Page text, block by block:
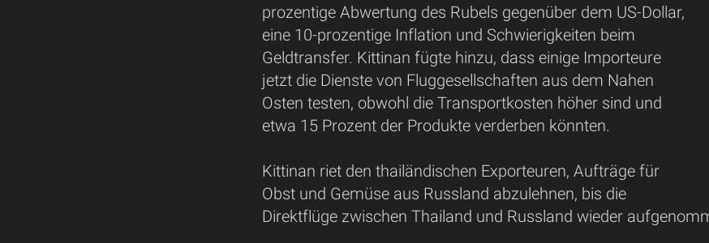
prozentige Abwertung des Rubels gegenüber dem US-Dollar,
eine 10-prozentige Inflation und Schwierigkeiten beim
Geldtransfer. Kittinan fügte hinzu, dass einige Importeure
jetzt die Dienste von Fluggesellschaften aus dem Nahen
Osten testen, obwohl die Transportkosten höher sind und
etwa 15 Prozent der Produkte verderben könnten.
Kittinan riet den thailändischen Exporteuren, Aufträge für
Obst und Gemüse aus Russland abzulehnen, bis die
Direktflüge zwischen Thailand und Russland wieder